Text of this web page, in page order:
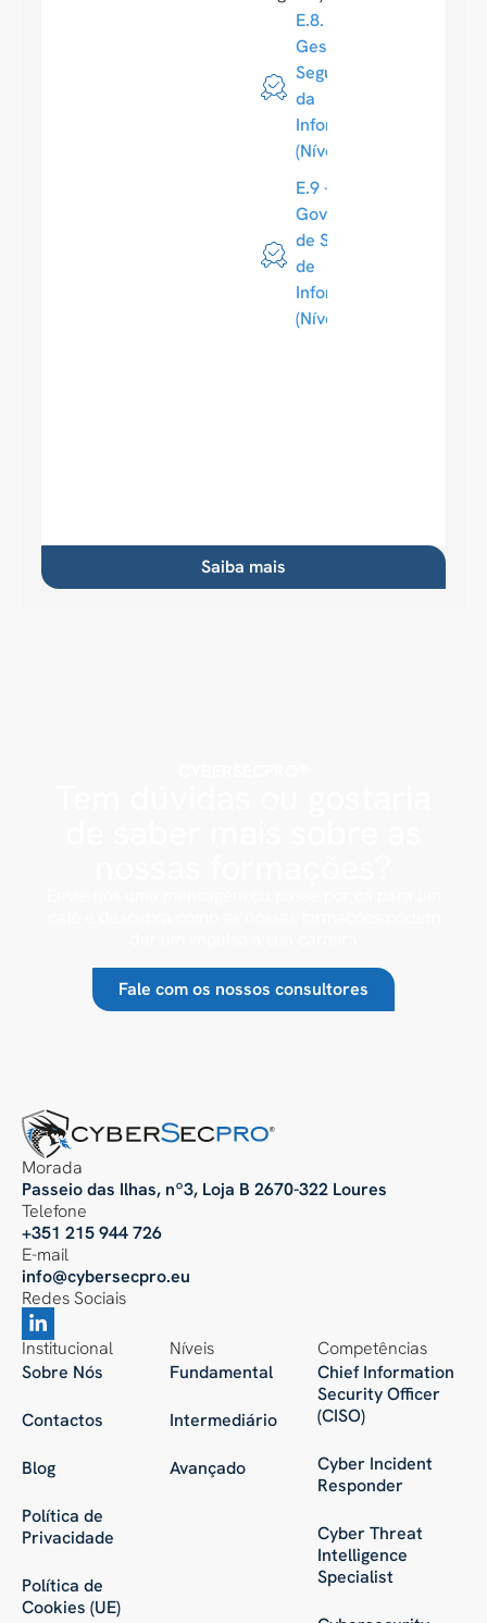
E.8.
Gestão da
Segurança
da
Informação
(Nível 3)
E.9 -
Governança
de Sistemas
de
Informação
(Nível 4)
Saiba mais
Fale com os nossos consultores
Morada
Passeio das Ilhas, nº3, Loja B 2670-322 Loures
Telefone
+351 215 944 726
E-mail
info@cybersecpro.eu
Redes Sociais
Institucional
Sobre Nós
Contactos
Blog
Política de
Privacidade
Política de
Cookies (UE)
Níveis
Fundamental
Intermediário
Avançado
Competências
Chief Information
Security Officer
(CISO)
Cyber Incident
Responder
Cyber Threat
Intelligence
Specialist